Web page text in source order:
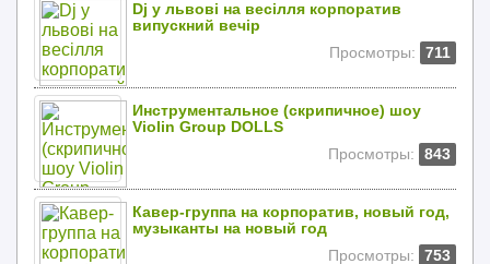
Dj у львові на весілля корпоратив
випускний вечір
Просмотры:
711
Инструментальное (скрипичное) шоу
Violin Group DOLLS
Просмотры:
843
Кавер-группа на корпоратив, новый год,
музыканты на новый год
Просмотры:
753